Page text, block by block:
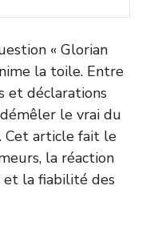
« Glorian
la toile. Entre
et déclarations
le vrai du
Cet article fait le
la réaction
et la fiabilité des